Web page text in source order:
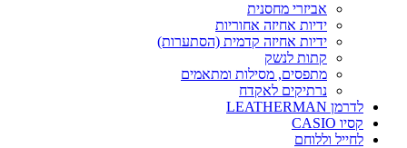
אביזרי מחסנית
ידיות אחיזה אחוריות
ידיות אחיזה קדמית (הסתערות)
קתות לנשק
מתפסים, מסילות ומתאמים
נרתיקים לאקדח
לדרמן LEATHERMAN
קסיו CASIO
לחייל וללוחם